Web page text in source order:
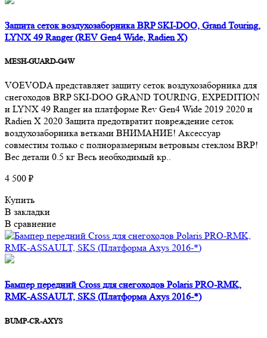
Защита сеток воздухозаборника BRP SKI-DOO, Grand Touring,
LYNX 49 Ranger (REV Gen4 Wide, Radien X)
MESH-GUARD-G4W
VOEVODA представляет защиту сеток воздухозаборника для
снегоходов BRP SKI-DOO GRAND TOURING, EXPEDITION
и LYNX 49 Ranger на платформе Rev Gen4 Wide 2019 2020 и
Radien X 2020 Защита предотвратит повреждение сеток
воздухозаборника ветками ВНИМАНИЕ! Аксессуар
совместим только с полноразмерным ветровым стеклом BRP!
Вес детали 0.5 кг Весь необходимый кр..
4 500 ₽
Купить
В закладки
В сравнение
Бампер передний Cross для снегоходов Polaris PRO-RMK,
RMK-ASSAULT, SKS (Платформа Axys 2016-*)
BUMP-CR-AXYS